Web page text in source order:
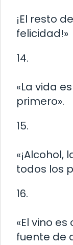
¡El resto
felicidad!»
14.
«La vida
primero».
15.
«¡Alcohol,
todos los
16.
«El vino
fuente de